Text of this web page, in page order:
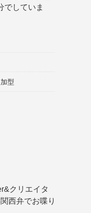
でしていま
型
クリエイタ
西弁でお喋り